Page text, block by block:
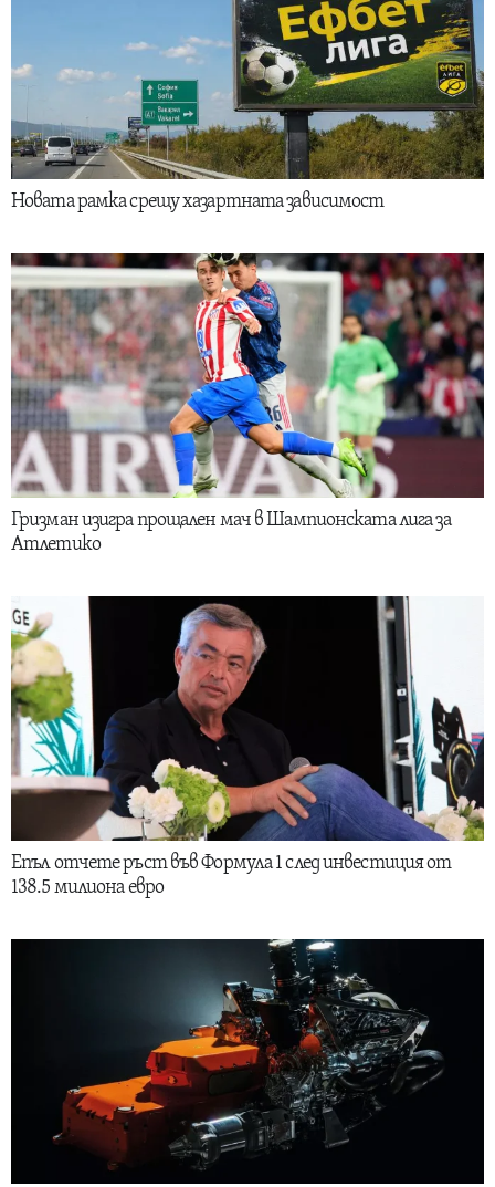
Новата рамка срещу хазартната зависимост
Гризман изигра прощален мач в Шампионската лига за
Атлетико
Епъл отчете ръст във Формула 1 след инвестиция от
138.5 милиона евро